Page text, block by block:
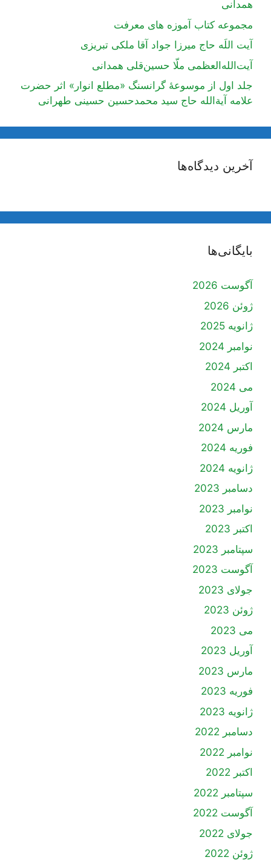
همدانی
مجموعه کتاب آموزه های معرفت
آیت اللَه حاج میرزا جواد آقا ملکی تبریزی
آیت‌الله‌العظمی ملّا حسین‌قلی همدانی
جلد اول از موسوعۀ گرانسنگ «مطلع انوار» اثر حضرت
علامه آیة‌الله حاج سید محمدحسین حسینی طهرانی
آخرین دیدگاه‌ها
بایگانی‌ها
آگوست 2026
ژوئن 2026
ژانویه 2025
نوامبر 2024
اکتبر 2024
می 2024
آوریل 2024
مارس 2024
فوریه 2024
ژانویه 2024
دسامبر 2023
نوامبر 2023
اکتبر 2023
سپتامبر 2023
آگوست 2023
جولای 2023
ژوئن 2023
می 2023
آوریل 2023
مارس 2023
فوریه 2023
ژانویه 2023
دسامبر 2022
نوامبر 2022
اکتبر 2022
سپتامبر 2022
آگوست 2022
جولای 2022
ژوئن 2022